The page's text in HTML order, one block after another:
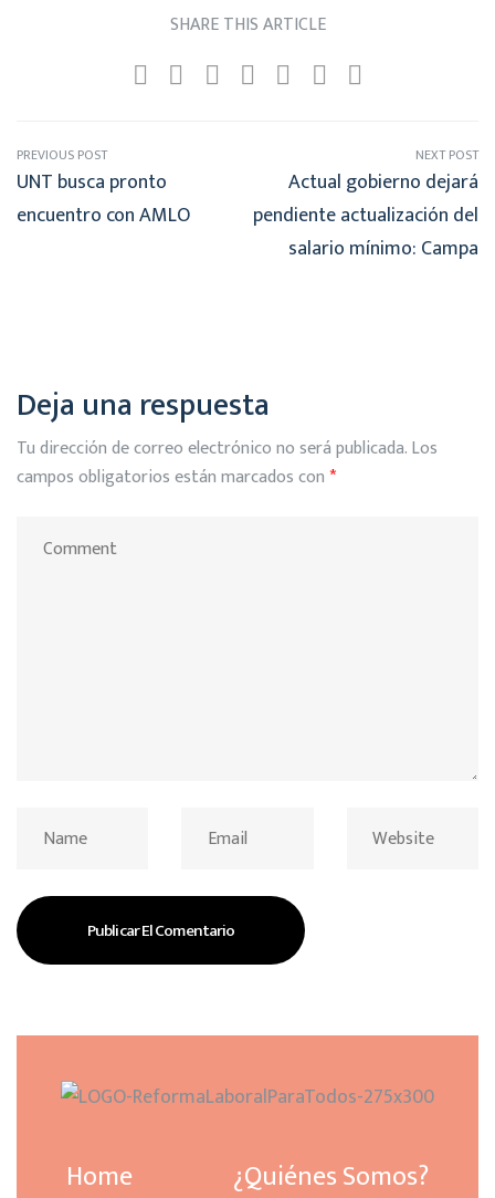
SHARE THIS ARTICLE
PREVIOUS POST
UNT busca pronto
encuentro con AMLO
NEXT POST
Actual gobierno dejará
pendiente actualización del
salario mínimo: Campa
Deja una respuesta
Tu dirección de correo electrónico no será publicada.Los
campos obligatorios están marcados con*
Home ¿Quiénes Somos?